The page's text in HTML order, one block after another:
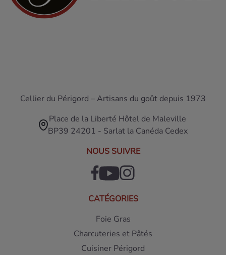
Cellier du Périgord – Artisans du goût depuis 1973
Place de la Liberté Hôtel de Maleville
BP39 24201 - Sarlat la Canéda Cedex
NOUS SUIVRE
CATÉGORIES
Foie Gras
Charcuteries et Pâtés
Cuisiner Périgord